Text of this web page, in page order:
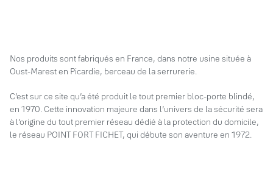
Nos produits sont fabriqués en France, dans notre usine située à
Oust-Marest en Picardie, berceau de la serrurerie.
C’est sur ce site qu’a été produit le tout premier bloc-porte blindé,
en 1970. Cette innovation majeure dans l’univers de la sécurité sera
à l’origine du tout premier réseau dédié à la protection du domicile,
le réseau POINT FORT FICHET, qui débute son aventure en 1972.